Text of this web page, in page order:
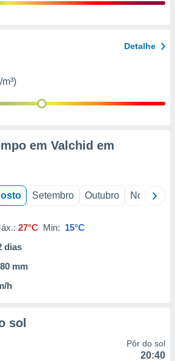
Detalhe
em Valchid em
Setembro Outubro Novembro
27°C Min: 15°C
dias
80 mm
h
sol
Pôr do sol
20:40